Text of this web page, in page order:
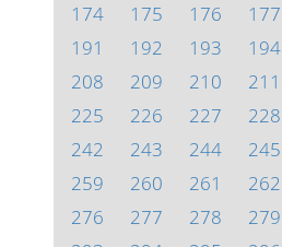
174
175 176 177
191
192 193 194
208
209 210 211
225
226 227 228
242
243 244 245
259
260 261 262
276
277 278 279